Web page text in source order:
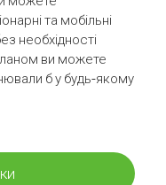
та мобільні
необхідності
ви можете
б у будь-якому